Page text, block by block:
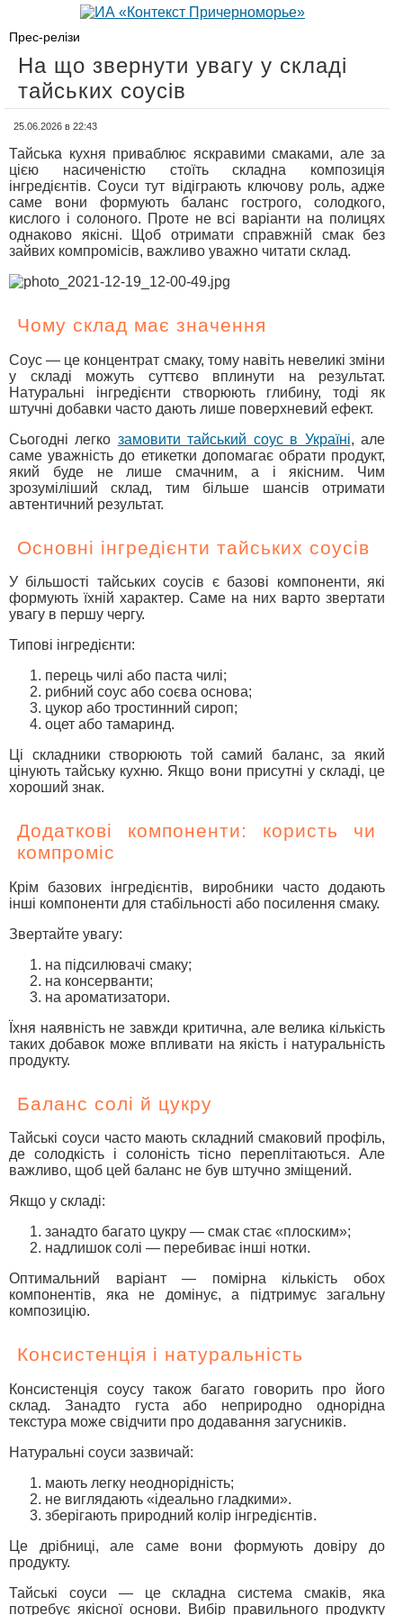
Прес-релізи
На що звернути увагу у складі
тайських соусів
25.06.2026 в 22:43
Тайська кухня приваблює яскравими смаками, але за
цією насиченістю стоїть складна композиція
інгредієнтів. Соуси тут відіграють ключову роль, адже
саме вони формують баланс гострого, солодкого,
кислого і солоного. Проте не всі варіанти на полицях
однаково якісні. Щоб отримати справжній смак без
зайвих компромісів, важливо уважно читати склад.
Чому склад має значення
Соус — це концентрат смаку, тому навіть невеликі зміни
у складі можуть суттєво вплинути на результат.
Натуральні інгредієнти створюють глибину, тоді як
штучні добавки часто дають лише поверхневий ефект.
Сьогодні легко замовити тайський соус в Україні, але
саме уважність до етикетки допомагає обрати продукт,
який буде не лише смачним, а і якісним. Чим
зрозуміліший склад, тим більше шансів отримати
автентичний результат.
Основні інгредієнти тайських соусів
У більшості тайських соусів є базові компоненти, які
формують їхній характер. Саме на них варто звертати
увагу в першу чергу.
Типові інгредієнти:
перець чилі або паста чилі;
рибний соус або соєва основа;
цукор або тростинний сироп;
оцет або тамаринд.
Ці складники створюють той самий баланс, за який
цінують тайську кухню. Якщо вони присутні у складі, це
хороший знак.
Додаткові компоненти: користь чи
компроміс
Крім базових інгредієнтів, виробники часто додають
інші компоненти для стабільності або посилення смаку.
Звертайте увагу:
на підсилювачі смаку;
на консерванти;
на ароматизатори.
Їхня наявність не завжди критична, але велика кількість
таких добавок може впливати на якість і натуральність
продукту.
Баланс солі й цукру
Тайські соуси часто мають складний смаковий профіль,
де солодкість і солоність тісно переплітаються. Але
важливо, щоб цей баланс не був штучно зміщений.
Якщо у складі:
занадто багато цукру — смак стає «плоским»;
надлишок солі — перебиває інші нотки.
Оптимальний варіант — помірна кількість обох
компонентів, яка не домінує, а підтримує загальну
композицію.
Консистенція і натуральність
Консистенція соусу також багато говорить про його
склад. Занадто густа або неприродно однорідна
текстура може свідчити про додавання загусників.
Натуральні соуси зазвичай:
мають легку неоднорідність;
не виглядають «ідеально гладкими».
зберігають природний колір інгредієнтів.
Це дрібниці, але саме вони формують довіру до
продукту.
Тайські соуси — це складна система смаків, яка
потребує якісної основи. Вибір правильного продукту